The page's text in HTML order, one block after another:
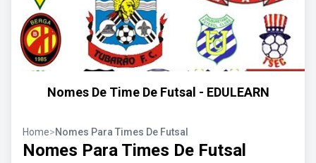
Nomes De Time De Futsal - EDULEARN
Home>Nomes Para Times De Futsal
Nomes Para Times De Futsal